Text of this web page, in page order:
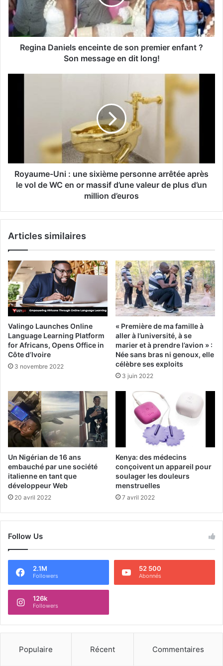
Regina Daniels enceinte de son premier enfant ?
Son message en dit long!
Royaume-Uni : une sixième personne arrêtée après
le vol de WC en or massif d’une valeur de plus d’un
million d’euros
Articles similaires
Valingo Launches Online
Language Learning Platform
for Africans, Opens Office in
Côte d’Ivoire
3 novembre 2022
« Première de ma famille à
aller à l’université, à se
marier et à prendre l’avion » :
Née sans bras ni genoux, elle
célèbre ses exploits
3 juin 2022
Un Nigérian de 16 ans
embauché par une société
italienne en tant que
développeur Web
20 avril 2022
Kenya: des médecins
conçoivent un appareil pour
soulager les douleurs
menstruelles
7 avril 2022
Follow Us
2.1M
Followers
52 500
Abonnés
126k
Followers
Populaire Récent Commentaires